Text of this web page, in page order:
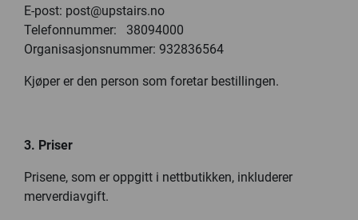
E-post: post@upstairs.no
Telefonnummer: 38094000
Organisasjonsnummer: 932836564
Kjøper er den person som foretar bestillingen.
3. Priser
Prisene, som er oppgitt i nettbutikken, inkluderer
merverdiavgift.